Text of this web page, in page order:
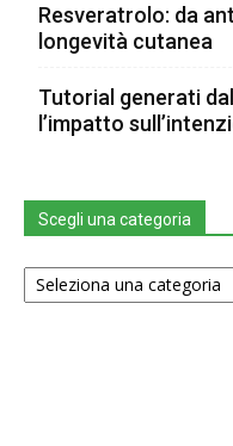
Resveratrolo: da
longevità cutanea
Tutorial generati
l’impatto
Scegli una categoria
Scegli
una